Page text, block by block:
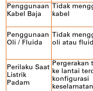
Penggunaan
Kabel Baja
Tidak
kabel
Penggunaan
Oli / Fluida
Tidak
oli atau
Perilaku Saat
Listrik
Padam
Pergerakan
ke lantai
konfigurasi
keselamatan